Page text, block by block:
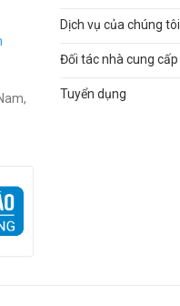
Dịch vụ của chúng tôi
Đối tác nhà cung cấp
Tuyển dụng